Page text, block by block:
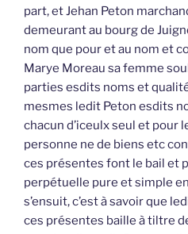
part, et Jehan Peton
demeurant au bourg de
nom que pour et au nom et
Marye Moreau sa femme
parties esdits noms et
mesmes ledit Peton esdits
chacun d’iceulx seul et pour
personne ne de biens etc
ces présentes font le bail et
perpétuelle pure et simple
s’ensuit, c’est à savoir que
ces présentes baille à tiltre